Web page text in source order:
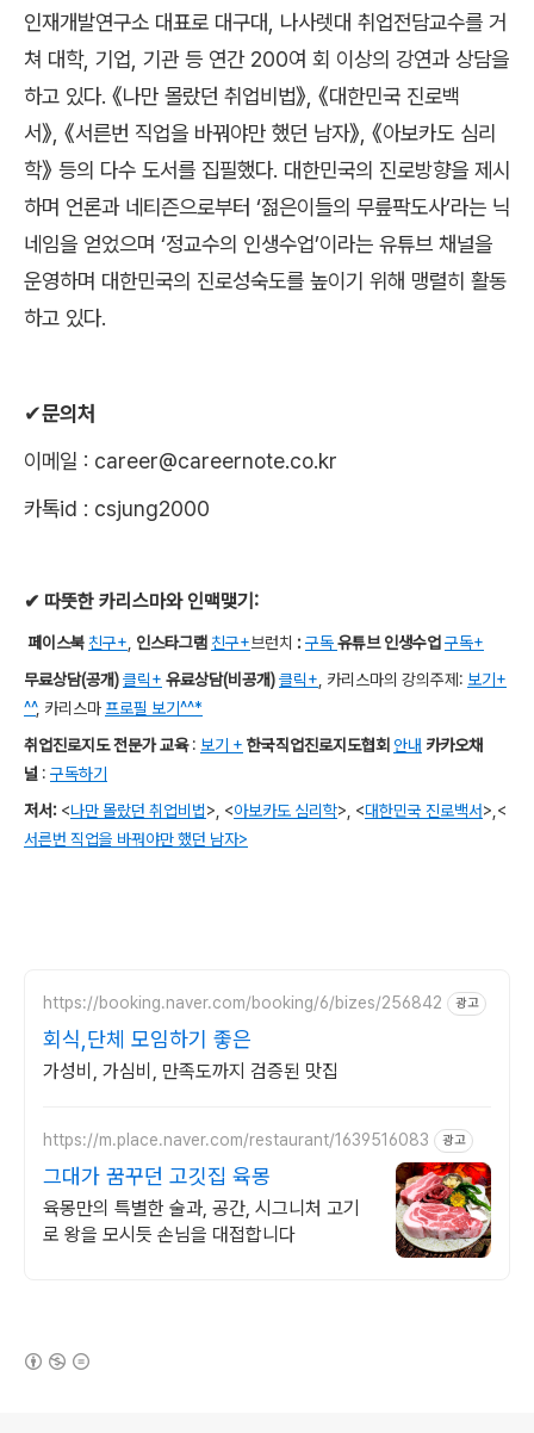
인재개발연구소 대표로 대구대, 나사렛대 취업전담교수를 거
쳐 대학, 기업, 기관 등 연간 200여 회 이상의 강연과 상담을
하고 있다. 《나만 몰랐던 취업비법》, 《대한민국 진로백
서》, 《서른번 직업을 바꿔야만 했던 남자》, 《아보카도 심리
학》 등의 다수 도서를 집필했다. 대한민국의 진로방향을 제시
하며 언론과 네티즌으로부터 ‘젊은이들의 무릎팍도사’라는 닉
네임을 얻었으며 ‘정교수의 인생수업’이라는 유튜브 채널을
운영하며 대한민국의 진로성숙도를 높이기 위해 맹렬히 활동
하고 있다.
✔문의처
이메일 : career@careernote.co.kr
카톡id : csjung2000
✔ 따뜻한 카리스마와 인맥맺기 :
페이스북 친구+ 인스타그램 친구+브런치 :구독유튜브 인생수업 구독+
무료상담(공개)클릭+ 유료상담(비공개)클릭+ 카리스마의 강의주제 : 보기+
^^, 카리스마 프로필 보기^^*
취업진로지도 전문가 교육 : 보기 + 한국직업진로지도협회 안내 카카오채
널 : 구독하기
저서: <나만 몰랐던 취업비법>, <아보카도 심리학>, <대한민국 진로백서> <
서른번 직업을 바꿔야만 했던 남자>
https://booking.naver.com/booking/6/bizes/256842 광고
회식,단체 모임하기 좋은
가성비, 가심비, 만족도까지 검증된 맛집
https://m.place.naver.com/restaurant/1639516083 광고
그대가 꿈꾸던 고깃집 육몽
육몽만의 특별한 술과, 공간, 시그니처 고기
로 왕을 모시듯 손님을 대접합니다